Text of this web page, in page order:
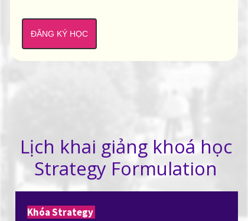
Khóa Strategy
Lịch khai giảng khoá học
Strategy Formulation
ĐĂNG KÝ HỌC